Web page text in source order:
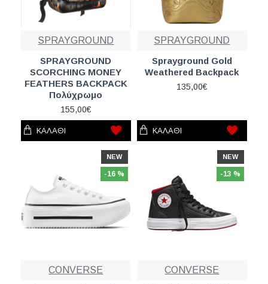
SPRAYGROUND
SPRAYGROUND
SCORCHING MONEY
FEATHERS BACKPACK
Πολύχρωμο
155,00€
ΚΑΛΆΘΙ
SPRAYGROUND
Sprayground Gold
Weathered Backpack
135,00€
ΚΑΛΆΘΙ
NEW
-16 %
CONVERSE
NEW
-13 %
CONVERSE